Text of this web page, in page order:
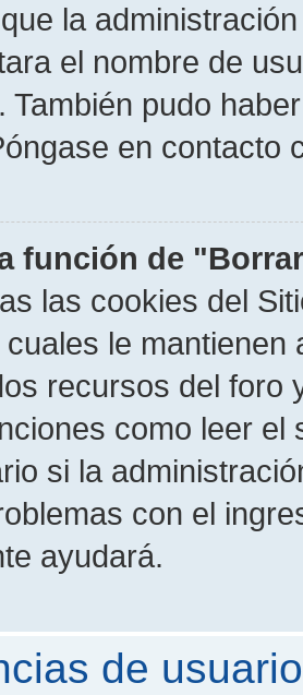
la
el nombre de
También pudo
en contacto
función de
las cookies del
cuales le
recursos del foro
como leer el
si la
con el
ayudará.
de